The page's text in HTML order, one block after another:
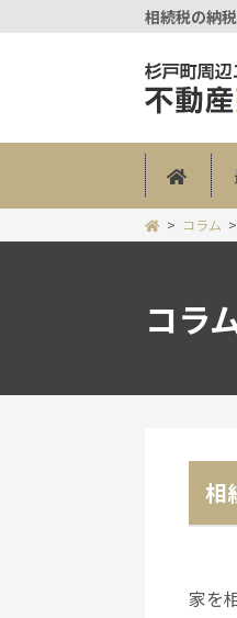
相続税の納
コラム
コラ
相
家を